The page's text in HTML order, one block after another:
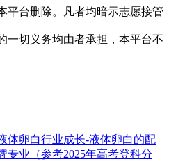
平台删除。凡者均暗示志愿接管
一切义务均由者承担，本平台不
体卵白行业成长-液体卵白的配
专业（参考2025年高考登科分